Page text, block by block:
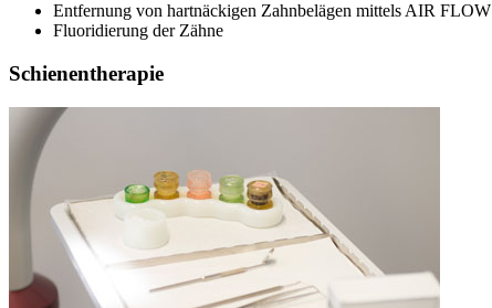
Entfernung von hartnäckigen Zahnbelägen mittels AIR FLOW
Fluoridierung der Zähne
Schienentherapie